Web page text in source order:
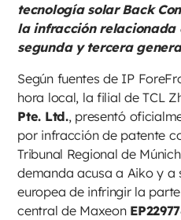
tecnología solar Back
la infracción relacionada
segunda y tercera
Según fuentes de IP
hora local, la filial de TCL
Pte. Ltd., presentó
por infracción de patente
Tribunal Regional de
demanda acusa a Aiko y a
europea de infringir la
central de Maxeon